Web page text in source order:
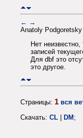
← →
Anatoly
Нет
записей
Для dbf это
это другое.
Страницы: 1 вся
Скачать: CL | DM;